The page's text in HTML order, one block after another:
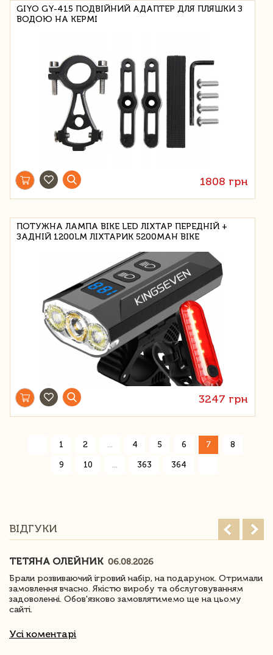
GIYO GY-415 ПОДВІЙНИЙ АДАПТЕР ДЛЯ ПЛЯШКИ З
ВОДОЮ НА КЕРМІ
1808 грн
ПОТУЖНА ЛАМПА BIKE LED ЛІХТАР ПЕРЕДНІЙ +
ЗАДНІЙ 1200LM ЛІХТАРИК 5200MAH BIKE
3247 грн
1 2 4 5 6 7 8
9 10 363 364
ВІДГУКИ
ТЕТЯНА ОЛЕЙНИК 06.08.2026
Брали розвиваючий ігровий набір, на подарунок. Отримали
замовлення вчасно. Якістю виробу та обслуговуванням
задоволенні. Обов'язково замовлятимемо ще на цьому
сайті.
Усі коментарі